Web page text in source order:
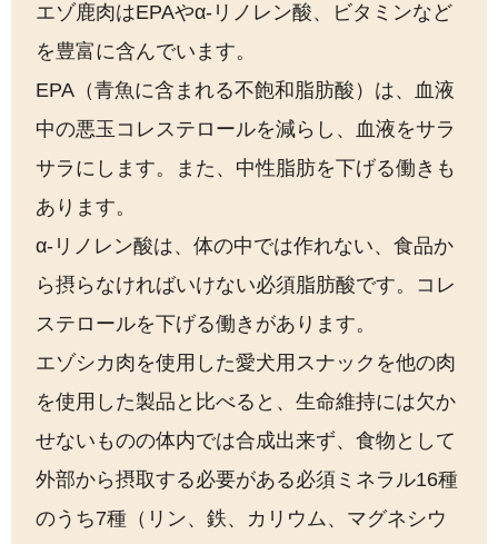
エゾ鹿肉はEPAやα-リノレン酸、ビタミンなど
を豊富に含んでいます。
EPA（青魚に含まれる不飽和脂肪酸）は、血液
中の悪玉コレステロールを減らし、血液をサラ
サラにします。また、中性脂肪を下げる働きも
あります。
α-リノレン酸は、体の中では作れない、食品か
ら摂らなければいけない必須脂肪酸です。コレ
ステロールを下げる働きがあります。
エゾシカ肉を使用した愛犬用スナックを他の肉
を使用した製品と比べると、生命維持には欠か
せないものの体内では合成出来ず、食物として
外部から摂取する必要がある必須ミネラル16種
のうち7種（リン、鉄、カリウム、マグネシウ